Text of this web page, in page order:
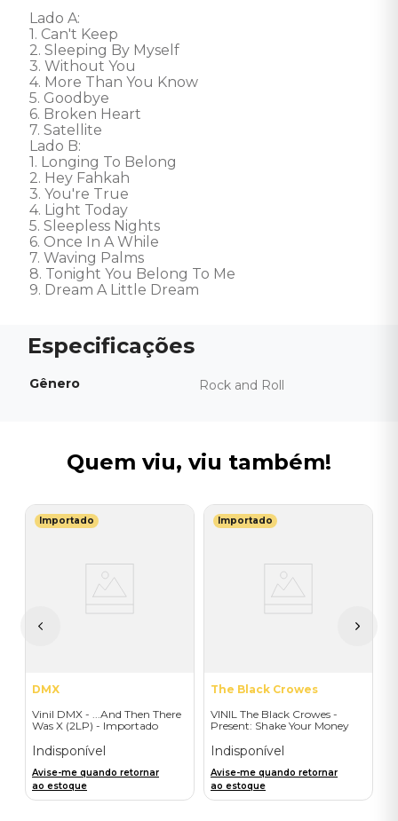
Lado A:
1. Can't Keep
2. Sleeping By Myself
3. Without You
4. More Than You Know
5. Goodbye
6. Broken Heart
7. Satellite
Lado B:
1. Longing To Belong
2. Hey Fahkah
3. You're True
4. Light Today
5. Sleepless Nights
6. Once In A While
7. Waving Palms
8. Tonight You Belong To Me
9. Dream A Little Dream
Gênero Rock and Roll
Quem viu, viu também!
Importado
DMX
Vinil DMX - ...And Then There
Was X (2LP) - Importado
Indisponível
Avise-me quando retornar
ao estoque
Importado
The Black Crowes
VINIL The Black Crowes -
Present: Shake Your Money
Indisponível
Avise-me quando retornar
ao estoque